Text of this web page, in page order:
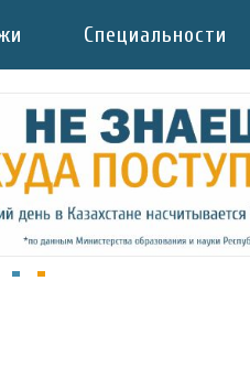
Специальности